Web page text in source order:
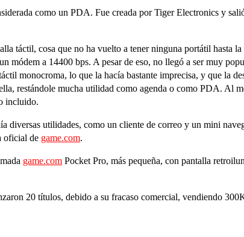
como un PDA. Fue creada por Tiger Electronics y
táctil, cosa que no ha vuelto a tener ninguna portátil hasta
módem a 14400 bps. A pesar de eso, no llegó a ser muy
monocroma, lo que la hacía bastante imprecisa, y que la
restándole mucha utilidad como agenda o como PDA. Al
incluido.
diversas utilidades, como un cliente de correo y un mini
oficial de game.com.
game.com Pocket Pro, más pequeña, con pantalla
20 títulos, debido a su fracaso comercial, vendiendo